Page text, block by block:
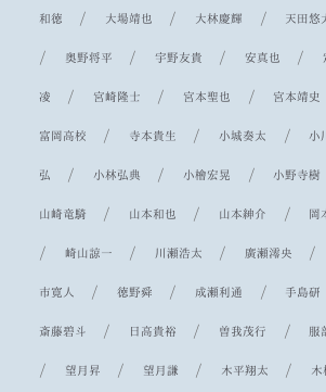
和徳 / 大場靖也 / 大林慶輝 / 天田悠
/ 奥野将平 / 宇野友貴 /安真也 /
凌 / 宮崎隆士 / 宮本聖也 / 宮本靖史
富岡高校 / 寺本貴生 / 小城奏太 / 小
弘 / 小林弘典 / 小檜宏晃 / 小野寺樹
山崎竜騎 / 山本和也 / 山本紳介 / 岡
/ 崎山諒一 / 川瀬浩太 / 廣瀬澪央
市寛人 /徳野舜 / 成瀬利通 / 手島研
斎藤碧斗 / 日高貴裕 / 曽我茂行 / 服
/ 望月昇 / 望月謙 / 木平翔太 / 木